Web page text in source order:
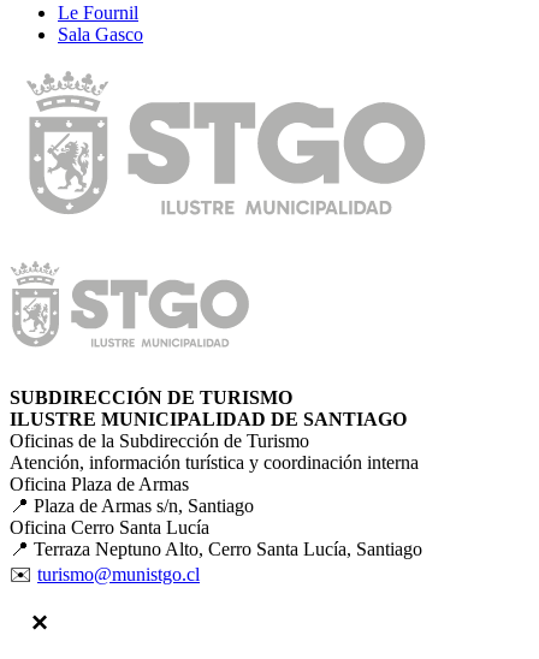
Le Fournil
Sala Gasco
SUBDIRECCIÓN DE TURISMO
ILUSTRE MUNICIPALIDAD DE SANTIAGO
Oficinas de la Subdirección de Turismo
Atención, información turística y coordinación interna
Oficina Plaza de Armas
📍 Plaza de Armas s/n, Santiago
Oficina Cerro Santa Lucía
📍 Terraza Neptuno Alto, Cerro Santa Lucía, Santiago
✉️ turismo@munistgo.cl